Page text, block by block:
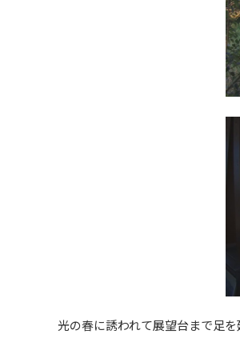
光の春に誘われて展望台まで足